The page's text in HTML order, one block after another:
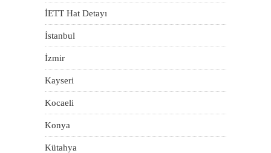
İETT Hat Detayı
İstanbul
İzmir
Kayseri
Kocaeli
Konya
Kütahya